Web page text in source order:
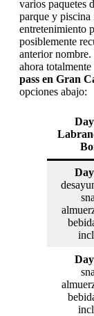
varios paquetes
parque y
entretenimiento
posiblemente
anterior nombre.
ahora
pass en Gran
opciones abajo: